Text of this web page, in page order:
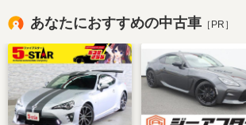
あなたにおすすめの中古車 ［PR］